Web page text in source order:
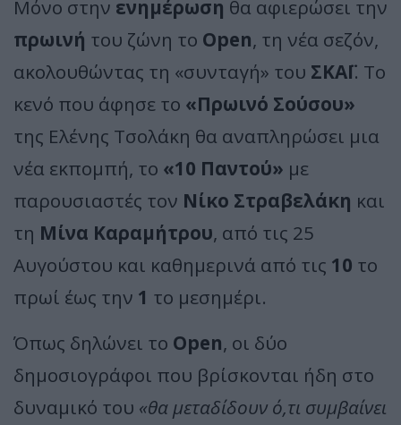
Μόνο στην ενημέρωση θα αφιερώσει την
πρωινή του ζώνη το Open, τη νέα σεζόν,
ακολουθώντας τη «συνταγή» του ΣΚΑΪ. Το
κενό που άφησε το «Πρωινό Σούσου»
της Ελένης Τσολάκη θα αναπληρώσει μια
νέα εκπομπή, το «10 Παντού» με
παρουσιαστές τον Νίκο Στραβελάκη και
τη Μίνα Καραμήτρου, από τις 25
Αυγούστου και καθημερινά από τις 10 το
πρωί έως την 1 το μεσημέρι.
Όπως δηλώνει το Open, οι δύο
δημοσιογράφοι που βρίσκονται ήδη στο
δυναμικό του «θα μεταδίδουν ό,τι συμβαίνει